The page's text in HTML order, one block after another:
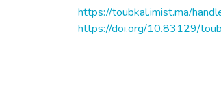
https://toubkal.imist.ma/
https://doi.org/10.83129/